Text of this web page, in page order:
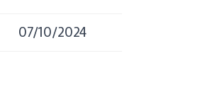
07/10/2024